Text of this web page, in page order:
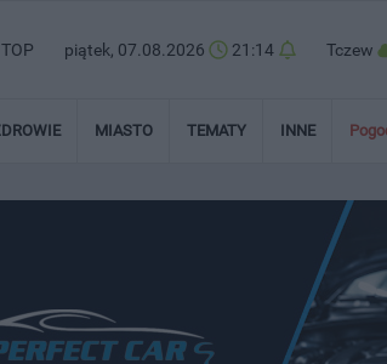
TOP piątek, 07.08.2026 21:14 Tczew
MIASTO TEMATY INNE